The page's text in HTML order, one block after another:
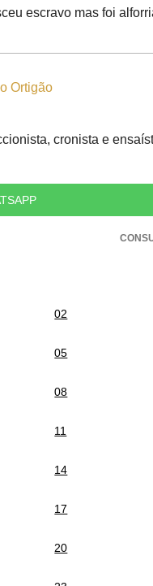
escravo mas foi
Ortigão
cronista e
02
05
08
11
14
17
20